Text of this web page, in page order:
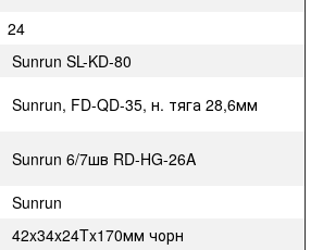
24
Sunrun SL-KD-80
Sunrun, FD-QD-35, н. тяга 28,6мм
Sunrun 6/7шв RD-HG-26A
Sunrun
42x34x24Tx170мм чорн